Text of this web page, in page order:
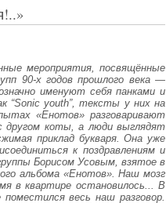
мероприятия, посвящённые
90-х годов прошлого века —
именуют себя панками и
“Sonic youth”, тексты у них на
«Енотов» разговаривают
другом коты, а люди выглядят
приклад букваря. Она уже
к поздравлениям и
Борисом Усовым, взятое в
альбома «Енотов». Наш мозг
в квартире остановилось... В
весь наш разговор.